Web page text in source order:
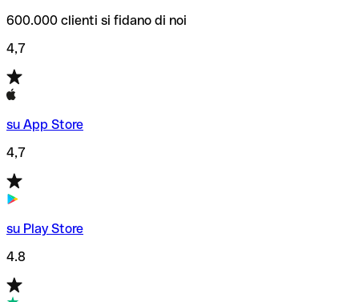
600.000 clienti si fidano di noi
4,7
su App Store
4,7
su Play Store
4.8